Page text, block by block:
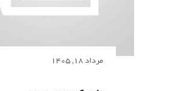
مرداد 18, 1405